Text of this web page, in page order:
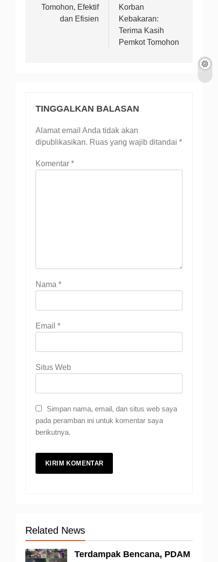
Tomohon, Efektif
dan Efisien
Korban
Kebakaran:
Terima Kasih
Pemkot Tomohon
TINGGALKAN BALASAN
Alamat email Anda tidak akan
dipublikasikan. Ruas yang wajib ditandai *
Komentar *
Nama *
Email *
Situs Web
Simpan nama, email, dan situs web saya
pada peramban ini untuk komentar saya
berikutnya.
Related News
Terdampak Bencana, PDAM